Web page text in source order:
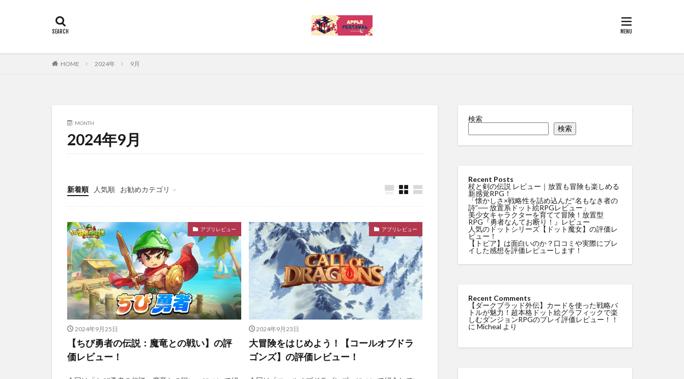
HOME 2024年 9月
MONTH
2024年9月
新着順 人気順
お勧めカテゴリ
Uncategorized
アプリレビュー
2024年9月25日
【ちび勇者の伝説：魔竜との戦い】の評
価レビュー！
アプリレビュー
2024年9月23日
大冒険をはじめよう！【コールオブドラ
ゴンズ】の評価レビュー！
検索
検索
Recent Posts
杖と剣の伝説 レビュー｜放置も冒険も楽しめる
新感覚RPG！
「懐かしさ×戦略性を詰め込んだ“名もなき者の
詩”── 放置系ドット絵RPGレビュー」
美少女キャラクターを育てて冒険！放置型
RPG『勇者なんてお断り！』レビュー
人気のドットシリーズ【ドット魔女】の評価レ
ビュー！
【トピア】は面白いのか？口コミや実際にプレ
イした感想を評価レビューします！
Recent Comments
【ダークブラッド外伝】カードを使った戦略バ
トルが魅力！超本格ドット絵グラフィックで楽
しむダンジョンRPGのプレイ評価レビュー！！
に Micheal より